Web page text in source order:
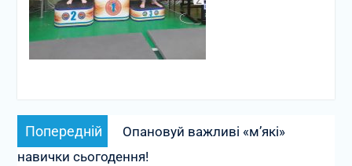
Навігація
записів
Попередній
запис:
Опановуй важливі «м’які»
навички сьогодення!